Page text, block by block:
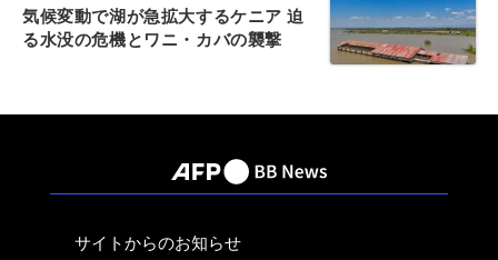
気候変動で湖が急拡大するケニア 迫
る水没の危機とワニ・カバの襲撃
サイトからのお知らせ